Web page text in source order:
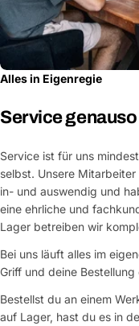
Alles in Eigenregie
Service
Service ist für uns
selbst. Unsere
in- und auswendig und
eine ehrliche und
Lager betreiben wir
Bei uns läuft alles im
Griff und deine
Bestellst du an einem
auf Lager, hast du es in